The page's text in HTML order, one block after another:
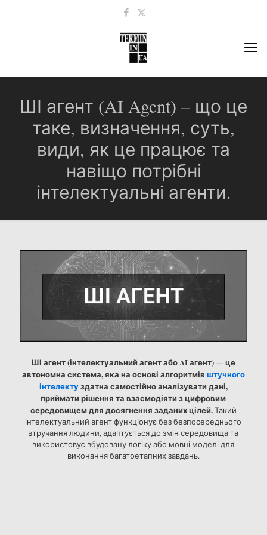
ШІ агент (AI Agent) – що це
таке, визначення, суть,
види, як це працює та
навіщо потрібні
інтелектуальні агенти.
ШІ агент (інтелектуальний агент або AI агент) — це
автономна система, яка на основі алгоритмів штучного
інтелектуздатна самостійно аналізувати дані,
приймати рішення та взаємодіяти з цифровим
середовищем для досягнення заданих цілей.Такий
інтелектуальний агент функціонує без безпосереднього
втручання людини, адаптується до змін середовища та
використовує вбудовану логіку або мовні моделі для
виконання багатоетапних завдань.